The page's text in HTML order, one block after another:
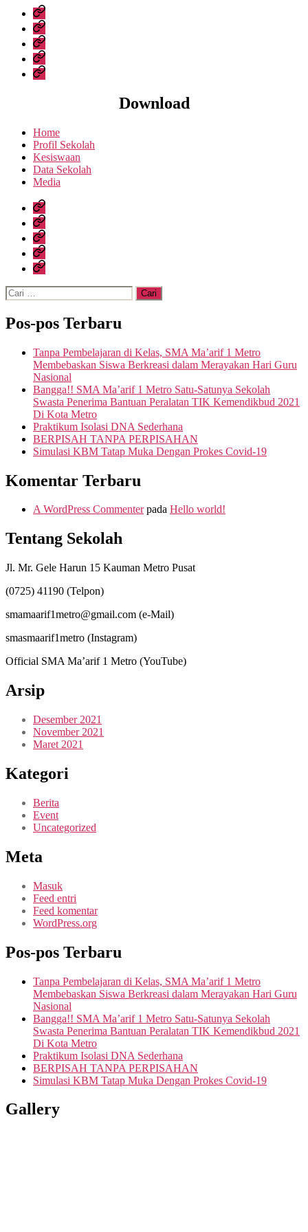
Home
Profil
Sekolah
Kesiswaan
Data
Sekolah
Media
Download
Home
Profil Sekolah
Kesiswaan
Data Sekolah
Media
Home
Profil
Sekolah
Kesiswaan
Data
Sekolah
Media
Cari:
Pos-pos Terbaru
Tanpa Pembelajaran di Kelas, SMA Ma’arif 1 Metro
Membebaskan Siswa Berkreasi dalam Merayakan Hari Guru
Nasional
Bangga!! SMA Ma’arif 1 Metro Satu-Satunya Sekolah
Swasta Penerima Bantuan Peralatan TIK Kemendikbud 2021
Di Kota Metro
Praktikum Isolasi DNA Sederhana
BERPISAH TANPA PERPISAHAN
Simulasi KBM Tatap Muka Dengan Prokes Covid-19
Komentar Terbaru
A WordPress Commenterpada Hello world!
Tentang Sekolah
Jl. Mr. Gele Harun 15 Kauman Metro Pusat
(0725) 41190 (Telpon)
smamaarif1metro@gmail.com (e-Mail)
smasmaarif1metro (Instagram)
Official SMA Ma’arif 1 Metro (YouTube)
Arsip
Desember 2021
November 2021
Maret 2021
Kategori
Berita
Event
Uncategorized
Meta
Masuk
Feed entri
Feed komentar
WordPress.org
Pos-pos Terbaru
Tanpa Pembelajaran di Kelas, SMA Ma’arif 1 Metro
Membebaskan Siswa Berkreasi dalam Merayakan Hari Guru
Nasional
Bangga!! SMA Ma’arif 1 Metro Satu-Satunya Sekolah
Swasta Penerima Bantuan Peralatan TIK Kemendikbud 2021
Di Kota Metro
Praktikum Isolasi DNA Sederhana
BERPISAH TANPA PERPISAHAN
Simulasi KBM Tatap Muka Dengan Prokes Covid-19
Gallery